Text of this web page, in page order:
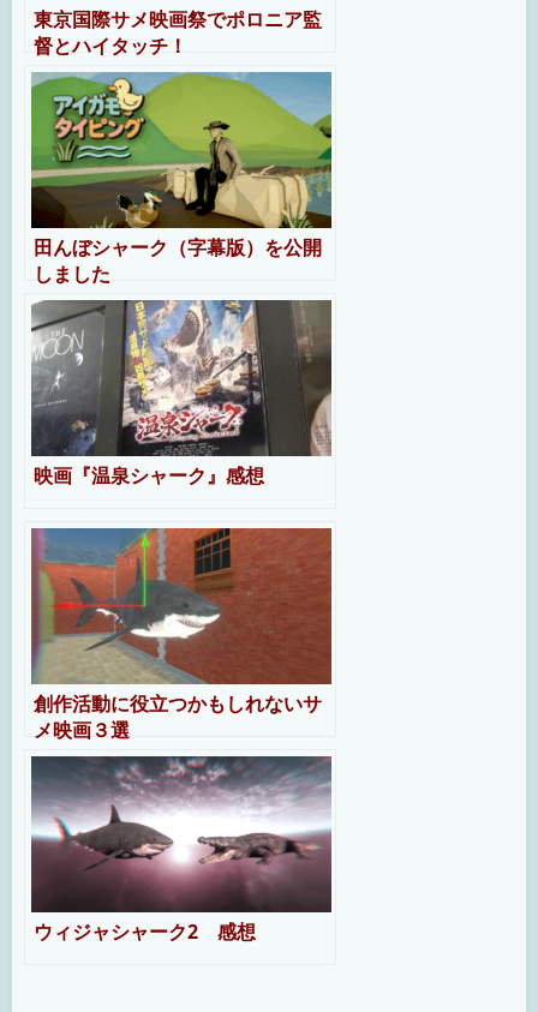
東京国際サメ映画祭でポロニア監
督とハイタッチ！
田んぼシャーク（字幕版）を公開
しました
映画『温泉シャーク』感想
創作活動に役立つかもしれないサ
メ映画３選
ウィジャシャーク2 感想